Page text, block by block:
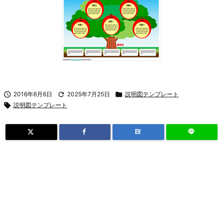
 2016年6月6日  2025年7月25日  説明図テンプレート
 説明図テンプレート
B!